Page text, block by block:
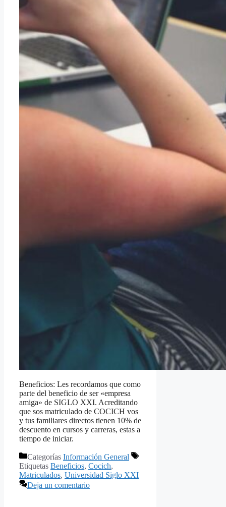
Beneficios: Les recordamos que como
parte del beneficio de ser «empresa
amiga» de SIGLO XXI. Acreditando
que sos matriculado de COCICH vos
y tus familiares directos tienen 10% de
descuento en cursos y carreras, estas a
tiempo de iniciar.
Categorías Información General
Etiquetas Beneficios, Cocich,
Matriculados, Universidad Siglo XXI
Deja un comentario